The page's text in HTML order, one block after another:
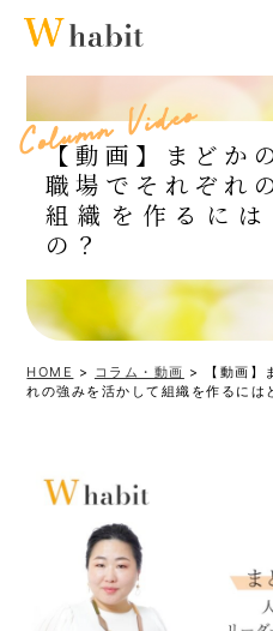
ColumnVideo
【動画】まどか
職場でそれぞれ
組織を作るに
の？
HOME > コラム・動画 >
【動画
れの強みを活かして組織を作るには